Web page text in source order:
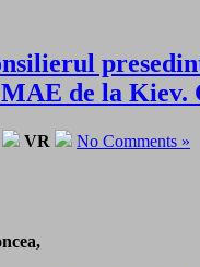
de la Kiev.
VR No Comments »